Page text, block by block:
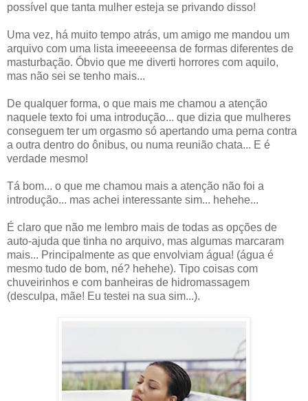
possível que tanta mulher esteja se privando disso!
Uma vez, há muito tempo atrás, um amigo me mandou um
arquivo com uma lista imeeeeensa de formas diferentes de
masturbação. Óbvio que me diverti horrores com aquilo,
mas não sei se tenho mais...
De qualquer forma, o que mais me chamou a atenção
naquele texto foi uma introdução... que dizia que mulheres
conseguem ter um orgasmo só apertando uma perna contra
a outra dentro do ônibus, ou numa reunião chata... E é
verdade mesmo!
Tá bom... o que me chamou mais a atenção não foi a
introdução... mas achei interessante sim... hehehe...
É claro que não me lembro mais de todas as opções de
auto-ajuda que tinha no arquivo, mas algumas marcaram
mais... Principalmente as que envolviam água! (água é
mesmo tudo de bom, né? hehehe). Tipo coisas com
chuveirinhos e com banheiras de hidromassagem
(desculpa, mãe! Eu testei na sua sim...).